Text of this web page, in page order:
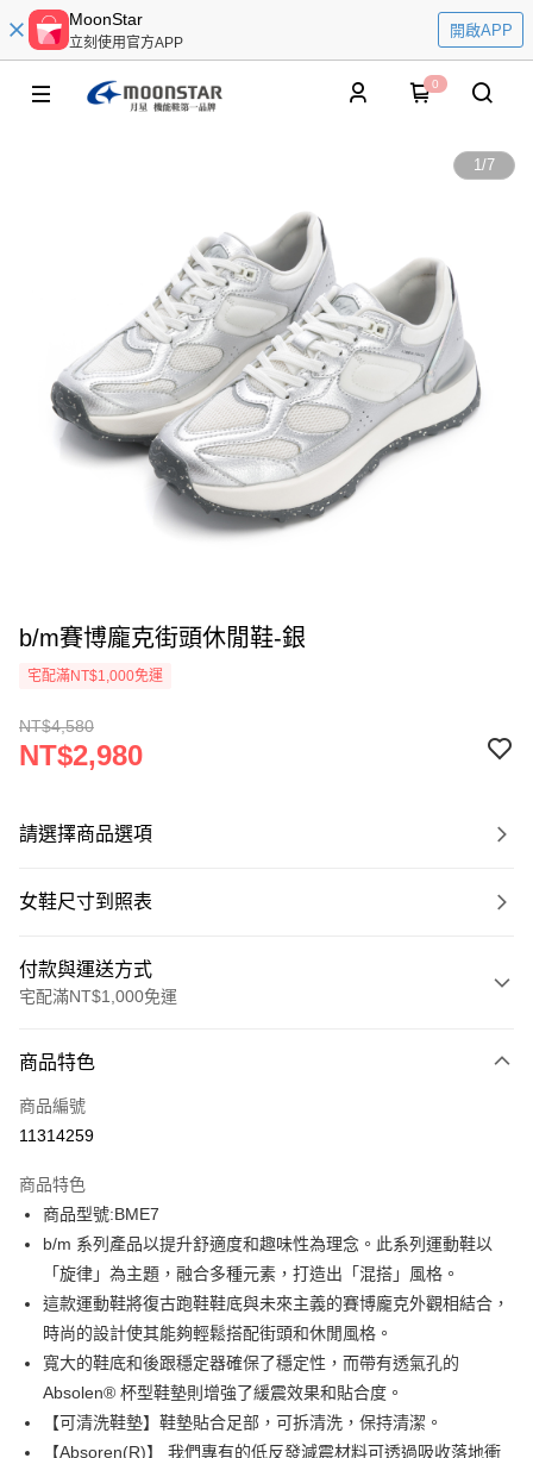
MoonStar
立刻使用官方APP
開啟APP
0
1/7
b/m賽博龐克街頭休閒鞋-銀
宅配滿NT$1,000免運
NT$4,580
NT$2,980
請選擇商品選項
女鞋尺寸到照表
付款與運送方式
宅配滿NT$1,000免運
信用卡一次付款
信用卡分期付款
合作金庫商業銀行
華南商業銀行
上海商業儲蓄銀行
台北富邦商業銀行
國泰世華商業銀行
兆豐國際商業銀行
臺灣中小企業銀行
台中商業銀行
匯豐（台灣）商業銀行
華泰商業銀行
聯邦商業銀行
遠東國際商業銀行
元大商業銀行
永豐商業銀行
玉山商業銀行
星展（台灣）商業銀行
台新國際商業銀行
中國信託商業銀行
台灣樂天信用卡公司
6 期 0 利率 每期
華南商業銀行
彰化商業銀行
上海商業儲蓄銀行
台北富邦商業銀行
國泰世華商業銀行
兆豐國際商業銀行
臺灣中小企業銀行
台中商業銀行
匯豐（台灣）商業銀行
華泰商業銀行
聯邦商業銀行
遠東國際商業銀行
元大商業銀行
永豐商業銀行
玉山商業銀行
星展（台灣）商業銀行
12 期 0 利率 每期
合作金庫商業銀行
第一商業銀行
上海商業儲蓄銀行
台北富邦商業銀行
國泰世華商業銀行
兆豐國際商業銀行
臺灣中小企業銀行
台中商業銀行
匯豐（台灣）商業銀行
華泰商業銀行
聯邦商業銀行
遠東國際商業銀行
永豐商業銀行
LINE Pay
Apple Pay
街口支付
悠遊付
Google Pay
商品特色
商品編號
11314259
商品特色
商品型號:BME7
b/m 系列產品以提升舒適度和趣味性為理念。此系列運動鞋以
「旋律」為主題，融合多種元素，打造出「混搭」風格。
這款運動鞋將復古跑鞋鞋底與未來主義的賽博龐克外觀相結合，
時尚的設計使其能夠輕鬆搭配街頭和休閒風格。
寬大的鞋底和後跟穩定器確保了穩定性，而帶有透氣孔的
Absolen® 杯型鞋墊則增強了緩震效果和貼合度。
【可清洗鞋墊】鞋墊貼合足部，可拆清洗，保持清潔。
【Absoren(R)】 我們專有的低反發減震材料可透過吸收落地衝